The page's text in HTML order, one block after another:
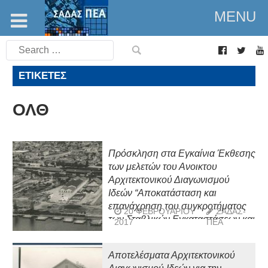
MENU
Search
for:
ΕΤΙΚΈΤΕΣ
ΟΛΘ
Πρόσκληση στα Εγκαίνια Έκθεσης
των μελετών του Ανοικτου
Αρχιτεκτονικού Διαγωνισμού
Ιδεών “Αποκατάσταση και
επανάχρηση του συγκροτήματος
των Σταβλικών Εγκαταστάσεων και
20 ΦΕΒΡΟΥΑΡΊΟΥ
2017
ΣΑΔΑΣ-
ΠΕΑ
Αποτελέσματα Αρχιτεκτονικού